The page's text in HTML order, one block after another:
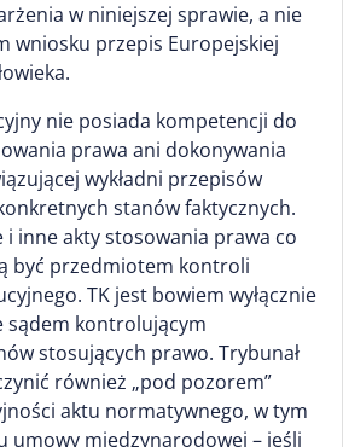
w niniejszej sprawie, a nie
wniosku przepis Europejskiej
nie posiada kompetencji do
prawa ani dokonywania
wykładni przepisów
stanów faktycznych.
i inne akty stosowania prawa co
być przedmiotem kontroli
TK jest bowiem wyłącznie
sądem kontrolującym
stosujących prawo. Trybunał
również „pod pozorem”
aktu normatywnego, w tym
umowy międzynarodowej – jeśli